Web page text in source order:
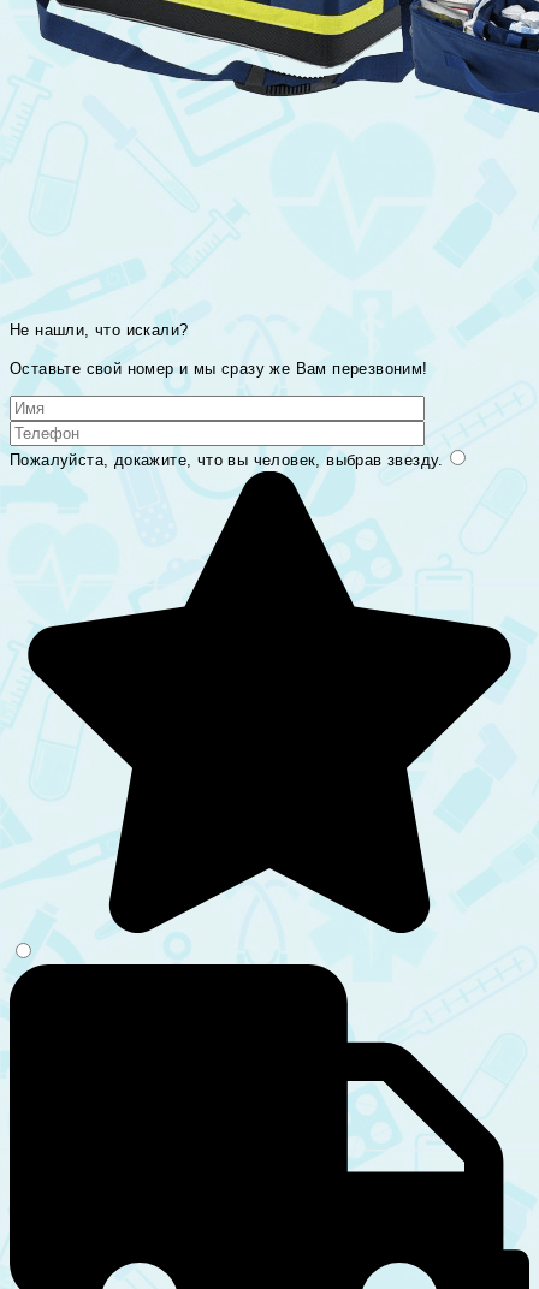
Не нашли, что искали?
Оставьте свой номер и мы сразу же Вам перезвоним!
Пожалуйста, докажите, что вы человек, выбрав звезду.